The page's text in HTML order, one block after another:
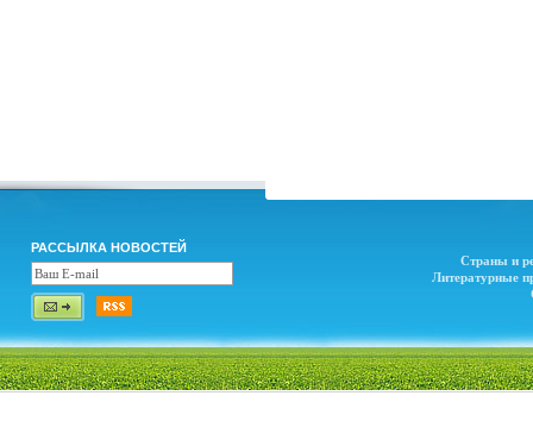
РАССЫЛКА НОВОСТЕЙ
Страны и
Литературные